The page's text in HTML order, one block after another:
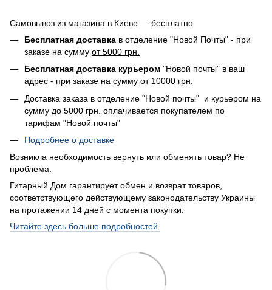
Самовывоз из магазина в Киеве — бесплатно
Бесплатная доставка в отделение "Новой Почты" - при
заказе на сумму от 5000 грн.
Бесплатная доставка курьером "Новой почты" в ваш
адрес - при заказе на сумму от 10000 грн.
Доставка заказа в отделение "Новой почты" и курьером на
сумму до 5000 грн. оплачивается покупателем по
тарифам "Новой почты"
Подробнее о доставке
Возникла необходимость вернуть или обменять товар? Не
проблема.
Гитарный Дом гарантирует обмен и возврат товаров,
соответствующего действующему законодательству Украины
на протажении 14 дней с момента покупки.
Читайте здесь больше подробностей.